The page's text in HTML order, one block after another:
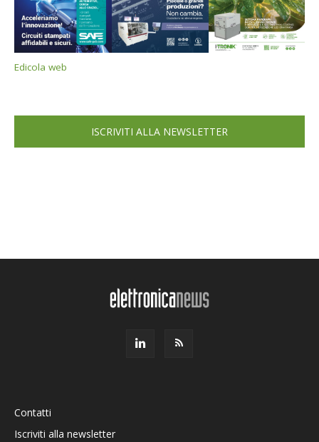
Edicola web
ISCRIVITI ALLA NEWSLETTER
Contatti
Iscriviti alla newsletter